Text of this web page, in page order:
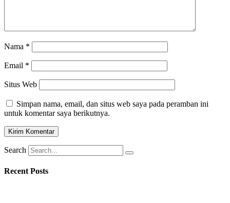
Nama *
Email *
Situs Web
Simpan nama, email, dan situs web saya pada peramban ini
untuk komentar saya berikutnya.
Search
Recent Posts